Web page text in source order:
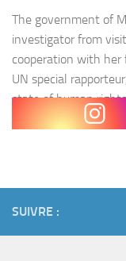
The government of
investigator from
cooperation with her
UN special
state of human
state where a
SUIVRE :